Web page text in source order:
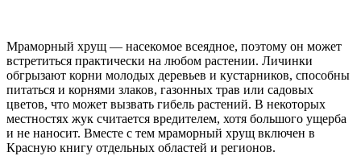
Мраморный хрущ — насекомое всеядное, поэтому он может
встретиться практически на любом растении. Личинки
обгрызают корни молодых деревьев и кустарников, способны
питаться и корнями злаков, газонных трав или садовых
цветов, что может вызвать гибель растений. В некоторых
местностях жук считается вредителем, хотя большого ущерба
и не наносит. Вместе с тем мраморный хрущ включен в
Красную книгу отдельных областей и регионов.